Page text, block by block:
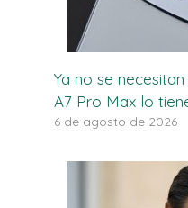
Ya no se
A7 Pro Max lo
6 de agosto de 2026